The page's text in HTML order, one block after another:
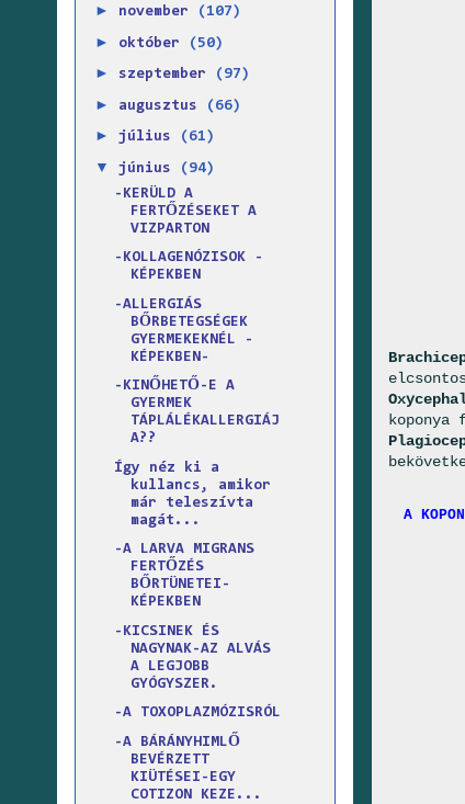
A
► november (107)
► október (50)
► szeptember (97)
► augusztus (66)
► július (61)
▼ június
(94)
-KERÜLD A
FERTŐZÉSEKET A
VIZPARTON
-KOLLAGENÓZISOK -
KÉPEKBEN
-ALLERGIÁS
BŐRBETEGSÉGEK
GYERMEKEKNÉL -
KÉPEKBEN-
-KINŐHETŐ-E A
GYERMEK
TÁPLÁLÉKALLERGIÁJ
A??
Így néz ki a
kullancs, amikor
már teleszívta
magát...
-A LARVA MIGRANS
FERTŐZÉS
BŐRTÜNETEI-
KÉPEKBEN
-KICSINEK ÉS
NAGYNAK-AZ ALVÁS
A LEGJOBB
GYÓGYSZER.
-A TOXOPLAZMÓZISRÓL
-A BÁRÁNYHIMLŐ
BEVÉRZETT
KIÜTÉSEI-EGY
COTIZON KEZE...